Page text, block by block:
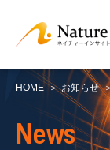
HOME お知らせ
News